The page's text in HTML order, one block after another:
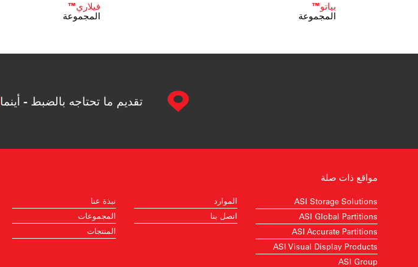
فيلاري™
المجموعة
بياتو™
المجموعة
تقديم ما تحتاجه بالضبط - أينما
نبذة عنا
المجموعات
المنتجات
الموارد
اتصل بنا
مواقع ذات صلة
ASI Storage Solutions
ASI Global Partitions
ASI Accurate Partitions
ASI Visual Display Products
ASI Group